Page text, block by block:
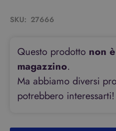
SKU: 27666
Questo prodotto non
magazzino.
Ma abbiamo diversi
potrebbero interessarti!